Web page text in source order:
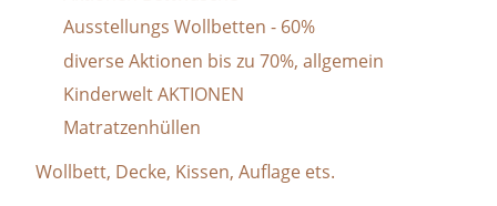
Ausstellungs Wollbetten - 60%
diverse Aktionen bis zu 70%, allgemein
Kinderwelt AKTIONEN
Matratzenhüllen
Wollbett, Decke, Kissen, Auflage ets.